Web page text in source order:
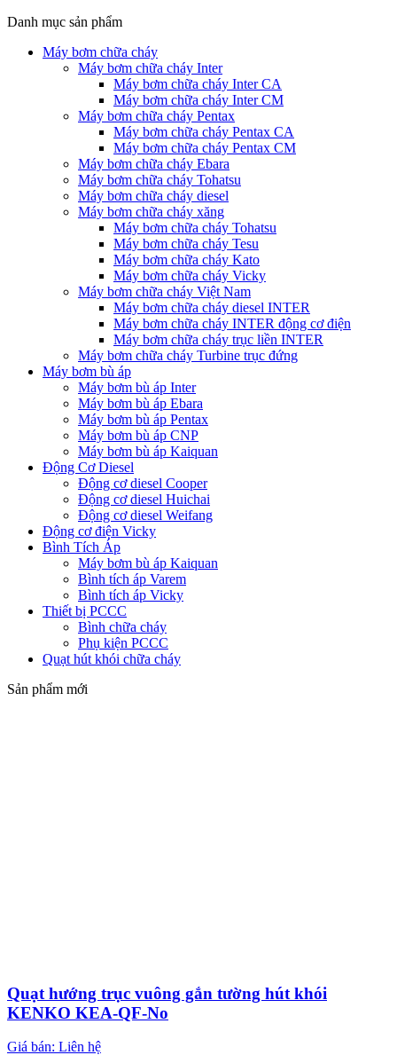
Danh mục sản phẩm
Máy bơm chữa cháy
Máy bơm chữa cháy Inter
Máy bơm chữa cháy Inter CA
Máy bơm chữa cháy Inter CM
Máy bơm chữa cháy Pentax
Máy bơm chữa cháy Pentax CA
Máy bơm chữa cháy Pentax CM
Máy bơm chữa cháy Ebara
Máy bơm chữa cháy Tohatsu
Máy bơm chữa cháy diesel
Máy bơm chữa cháy xăng
Máy bơm chữa cháy Tohatsu
Máy bơm chữa cháy Tesu
Máy bơm chữa cháy Kato
Máy bơm chữa cháy Vicky
Máy bơm chữa cháy Việt Nam
Máy bơm chữa cháy diesel INTER
Máy bơm chữa cháy INTER động cơ điện
Máy bơm chữa cháy trục liền INTER
Máy bơm chữa cháy Turbine trục đứng
Máy bơm bù áp
Máy bơm bù áp Inter
Máy bơm bù áp Ebara
Máy bơm bù áp Pentax
Máy bơm bù áp CNP
Máy bơm bù áp Kaiquan
Động Cơ Diesel
Động cơ diesel Cooper
Động cơ diesel Huichai
Động cơ diesel Weifang
Động cơ điện Vicky
Bình Tích Áp
Máy bơm bù áp Kaiquan
Bình tích áp Varem
Bình tích áp Vicky
Thiết bị PCCC
Bình chữa cháy
Phụ kiện PCCC
Quạt hút khói chữa cháy
Sản phẩm mới
Quạt hướng trục vuông gắn tường hút khói
KENKO KEA-QF-No
Giá bán: Liên hệ